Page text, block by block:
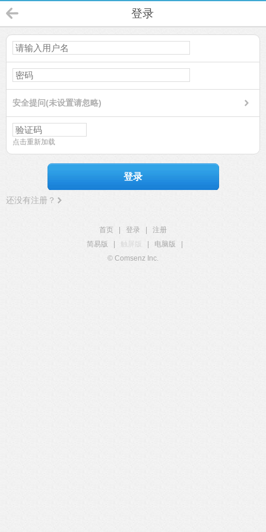
登录
安全提问(未设置请忽略)
点击重新加载
登录
还没有注册？
首页 登录
注册
简易版
触屏版 电脑版
© Comsenz Inc.